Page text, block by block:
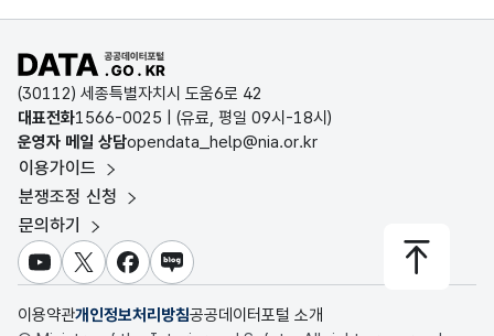
D-데이터허브
인천데이터포털
울산광역시 데이터포털
전남광주통합특별시 빅데이터 플랫폼
대전광역시 데이터포털
세종특별자치시 데이터포털
충청북도 데이터허브
국토교통부 공간정보오픈플랫폼
환경부 환경데이터포털
문화데이터광장
농림축산식품 공공데이터포털
보건의료빅데이터개방시스템
식품의약품안전처 데이터포털
교육통계서비스
공공데이터포털 바로가기
(30112) 세종특별자치시 도움6로 42
대표전화1566-0025 | (유료, 평일 09시-18시)
운영자 메일 상담opendata_help@nia.or.kr
이용가이드
분쟁조정 신청
문의하기
유튜브X 페이스북
블로그
이용약관개인정보처리방침공공데이터포털 소개